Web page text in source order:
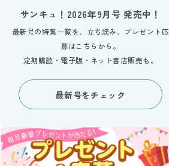
サンキュ！2026年9月号 発売中！
最新号の特集一覧を、立ち読み、プレゼント応
募はこちらから。
定期購読・電子版・ネット書店販売も。
最新号をチェック